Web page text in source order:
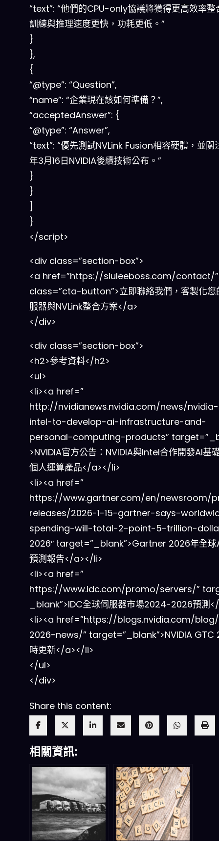
“text”: “他們的CPU-only協議將獲得更高效率整
訓練與推理速度更快，功耗更低。”
}
},
{
“@type”: “Question”,
“name”: “企業現在該如何準備？”,
“acceptedAnswer”: {
“@type”: “Answer”,
“text”: “優先測試NVLink Fusion相容硬體，並
年3月16日NVIDIA後續技術公布。”
}
}
]
}
</script>
<div class=”section-box”>
<a href=”https://siuleeboss.com/contact/”
class=”cta-button”>立即聯絡我們，客製化您
服器與NVLink整合方案</a>
</div>
<div class=”section-box”>
<h2>參考資料</h2>
<ul>
<li><a href=”
http://nvidianews.nvidia.com/news/
intel-to-develop-ai-infrastructure-and-
personal-computing-products”
>NVIDIA官方公告：NVIDIA與Intel合作開發AI基
個人運算產品</a></li>
<li><a href=”
https://www.gartner.com/en/newsroom/
releases/2026-1-15-gartner-says-
spending-will-total-2-point-5-trillion-
2026″ target=”_blank”>Gartner 2026年全球
預測報告</a></li>
<li><a href=”
https://www.idc.com/promo/servers/”
_blank”>IDC全球伺服器市場2024-2026預測
<li><a href=”https://blogs.nvidia.com/
2026-news/” target=”_blank”>NVIDIA GTC
時更新</a></li>
</ul>
</div>
Share this content:
相關資訊: